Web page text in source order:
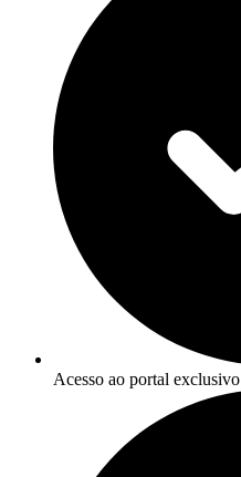
Acesso ao portal exclusivo